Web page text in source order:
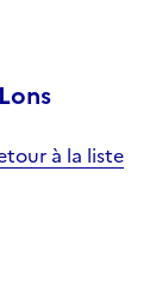
à la liste
papier